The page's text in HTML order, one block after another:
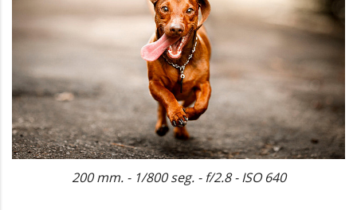
200 mm. - 1/800 seg. - f/2.8 - ISO 640